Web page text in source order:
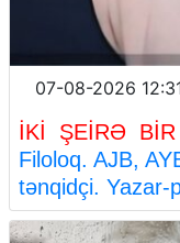
07-08-2026
İKİ ŞEİRƏ
Filoloq. AJB,
tənqidçi. Yazar-